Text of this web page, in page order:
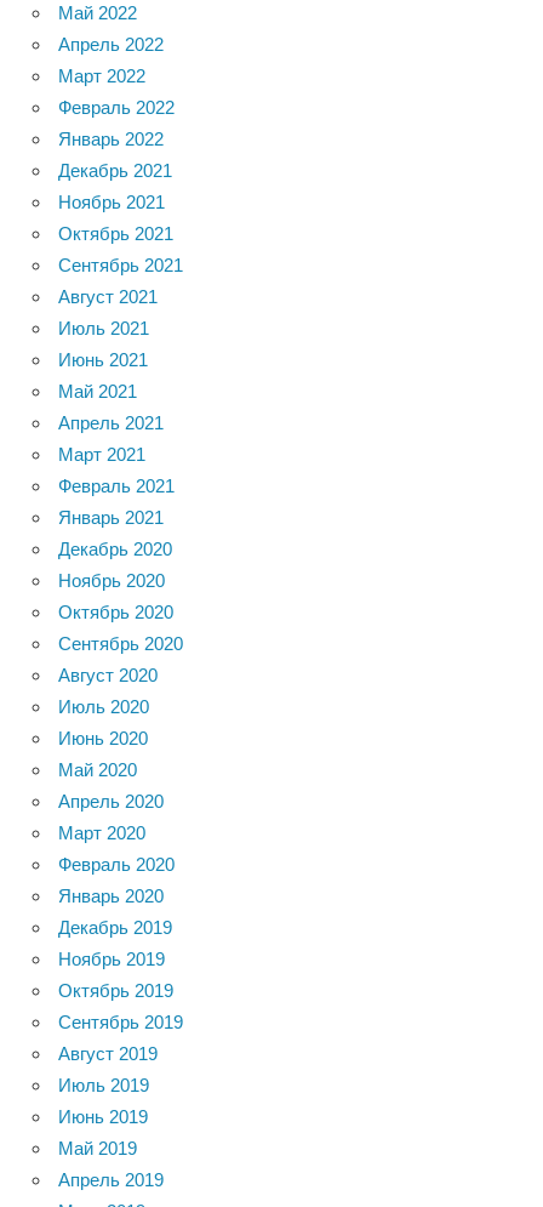
Май 2022
Апрель 2022
Март 2022
Февраль 2022
Январь 2022
Декабрь 2021
Ноябрь 2021
Октябрь 2021
Сентябрь 2021
Август 2021
Июль 2021
Июнь 2021
Май 2021
Апрель 2021
Март 2021
Февраль 2021
Январь 2021
Декабрь 2020
Ноябрь 2020
Октябрь 2020
Сентябрь 2020
Август 2020
Июль 2020
Июнь 2020
Май 2020
Апрель 2020
Март 2020
Февраль 2020
Январь 2020
Декабрь 2019
Ноябрь 2019
Октябрь 2019
Сентябрь 2019
Август 2019
Июль 2019
Июнь 2019
Май 2019
Апрель 2019